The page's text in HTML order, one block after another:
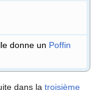
donne un Poffin
dans la troisième